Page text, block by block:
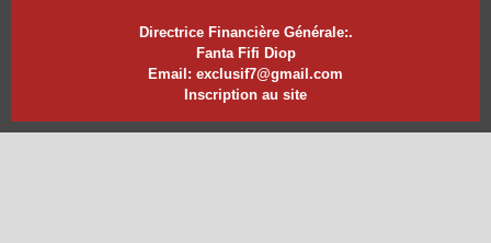
Directrice Financière Générale:.
Fanta Fifi Diop
Email: exclusif7@gmail.com
Inscription au site